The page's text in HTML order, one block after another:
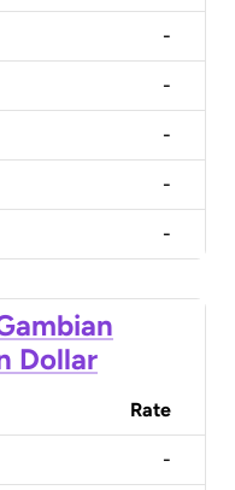
-
-
-
-
-
Dollar
Rate
-